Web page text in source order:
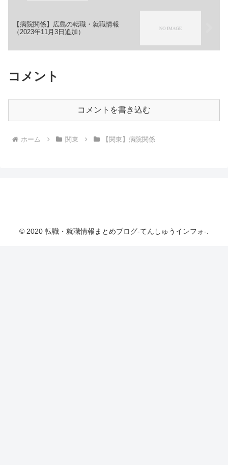
【病院関係】広島の転職・就職情報
（2023年11月3日追加）
コメント
コメントを書き込む
ホーム 関東 【関東】病院関係
© 2020 転職・就職情報まとめブログ-てんしゅうインフォ-.